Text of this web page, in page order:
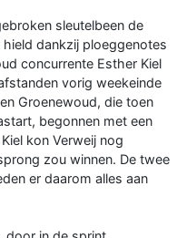
sleutelbeen de
dankzij ploeggenotes
concurrente Esther Kiel
vorig weekeinde
Groenewoud, die toen
begonnen met een
kon Verweij nog
zou winnen. De twee
er daarom alles aan